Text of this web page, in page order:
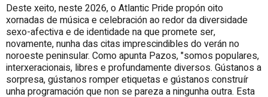
Deste xeito, neste 2026, o Atlantic Pride propón oito
xornadas de música e celebración ao redor da diversidade
sexo-afectiva e de identidade na que promete ser,
novamente, nunha das citas imprescindibles do verán no
noroeste peninsular. Como apunta Pazos, "somos populares,
interxeracionais, libres e profundamente diversos. Gústanos a
sorpresa, gústanos romper etiquetas e gústanos construír
unha programación que non se pareza a ningunha outra. Esta